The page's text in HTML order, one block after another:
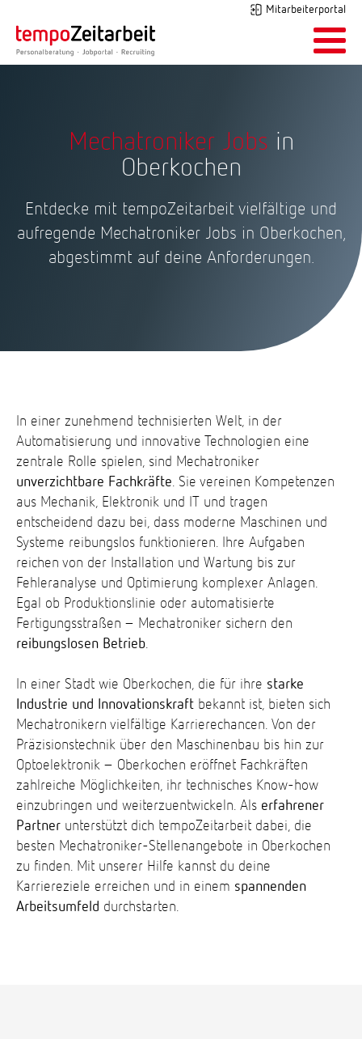
Mitarbeiterportal
Mechatroniker Jobs in
Oberkochen
Entdecke mit tempoZeitarbeit vielfältige und
aufregende Mechatroniker Jobs in Oberkochen,
abgestimmt auf deine Anforderungen.
In einer zunehmend technisierten Welt, in der
Automatisierung und innovative Technologien eine
zentrale Rolle spielen, sind Mechatroniker
unverzichtbare Fachkräfte. Sie vereinen Kompetenzen
aus Mechanik, Elektronik und IT und tragen
entscheidend dazu bei, dass moderne Maschinen und
Systeme reibungslos funktionieren. Ihre Aufgaben
reichen von der Installation und Wartung bis zur
Fehleranalyse und Optimierung komplexer Anlagen.
Egal ob Produktionslinie oder automatisierte
Fertigungsstraßen – Mechatroniker sichern den
reibungslosen Betrieb.
In einer Stadt wie Oberkochen, die für ihre starke
Industrie und Innovationskraft bekannt ist, bieten sich
Mechatronikern vielfältige Karrierechancen. Von der
Präzisionstechnik über den Maschinenbau bis hin zur
Optoelektronik – Oberkochen eröffnet Fachkräften
zahlreiche Möglichkeiten, ihr technisches Know-how
einzubringen und weiterzuentwickeln. Als erfahrener
Partner unterstützt dich tempoZeitarbeit dabei, die
besten Mechatroniker-Stellenangebote in Oberkochen
zu finden. Mit unserer Hilfe kannst du deine
Karriereziele erreichen und in einem spannenden
Arbeitsumfeld durchstarten.